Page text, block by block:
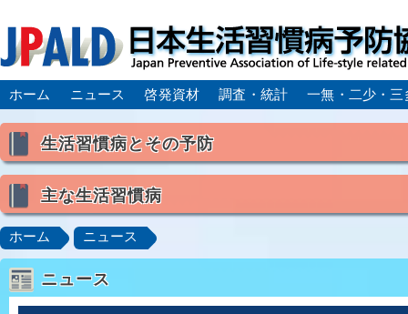
ホーム ニュース 啓発資材 調査・統計 一無・二少・三
生活習慣病とその予防
喫煙
食生活
主な生活習慣病
高血圧 脂質異常症（高脂血症）
肥満症／メタボリックシンドローム
動脈硬化
心
脂肪肝／NAFLD／NASH
ロコモティブシンドローム／サルコペニア／フレイル
ホーム ニュース
ニュース